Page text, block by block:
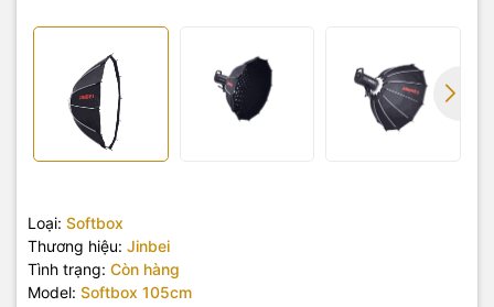
Loại: Softbox
Thương hiệu: Jinbei
Tình trạng: Còn hàng
Model: Softbox 105cm